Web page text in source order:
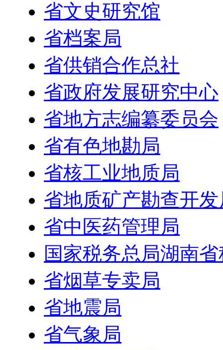
省文史研究馆
省档案局
省供销合作总社
省政府发展研究中心
省地方志编纂委员会
省有色地勘局
省核工业地质局
省地质矿产勘查开发
省中医药管理局
国家税务总局湖南
省烟草专卖局
省地震局
省气象局